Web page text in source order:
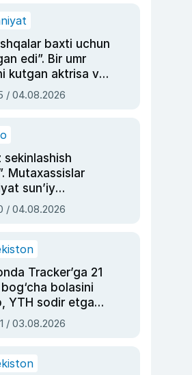
baxti uchun
edi”. Bir umr
kutgan aktrisa va
ustasi Rimma
/ 04.08.2026
sekinlashish
Mutaxassislar
sun’iy
boshqara
qolishidan xavotir
/ 04.08.2026
Tracker’ga 21
bolasini
YTH sodir etgan
sud hukmi o‘qildi
/ 03.08.2026